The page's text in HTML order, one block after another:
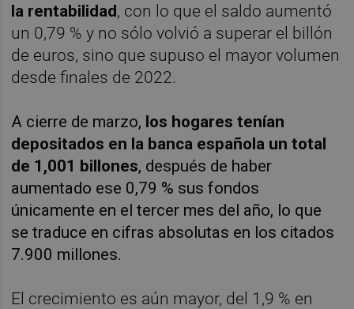
la rentabilidad, con lo que el saldo aumentó
un 0,79 % y no sólo volvió a superar el billón
de euros, sino que supuso el mayor volumen
desde finales de 2022.
A cierre de marzo, los hogares tenían
depositados en la banca española un total
de 1,001 billones, después de haber
aumentado ese 0,79 % sus fondos
únicamente en el tercer mes del año, lo que
se traduce en cifras absolutas en los citados
7.900 millones.
El crecimiento es aún mayor, del 1,9 % en